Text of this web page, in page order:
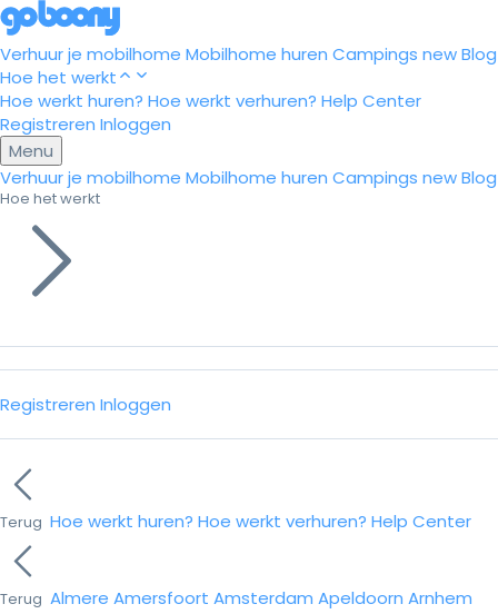
Verhuur je mobilhome Mobilhome huren Campings newBlog
Hoe het werkt
Hoe werkt huren? Hoe werkt verhuren? Help Center
Registreren Inloggen
Menu
Verhuur je mobilhome Mobilhome huren Campings newBlog
Hoe het werkt
Registreren Inloggen
Terug Hoe werkt huren? Hoe werkt verhuren? Help Center
Terug Almere Amersfoort Amsterdam Apeldoorn Arnhem